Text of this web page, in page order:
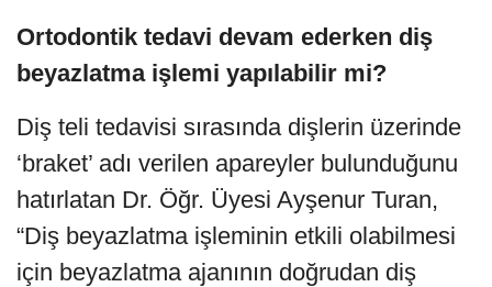
Ortodontik tedavi devam ederken diş
beyazlatma işlemi yapılabilir mi?
Diş teli tedavisi sırasında dişlerin üzerinde
‘braket’ adı verilen apareyler bulunduğunu
hatırlatan Dr. Öğr. Üyesi Ayşenur Turan,
“Diş beyazlatma işleminin etkili olabilmesi
için beyazlatma ajanının doğrudan diş